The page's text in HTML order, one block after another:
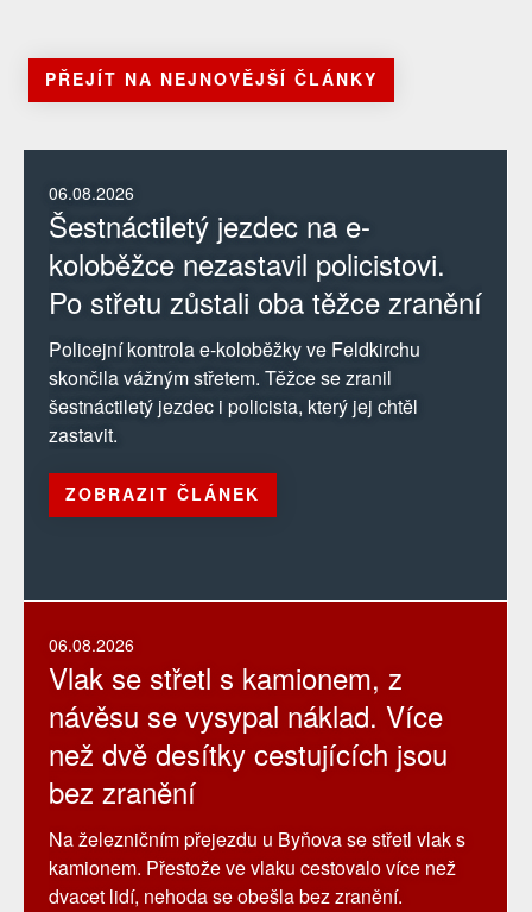
PŘEJÍT NA NEJNOVĚJŠÍ ČLÁNKY
06.08.2026
Šestnáctiletý jezdec na e-
koloběžce nezastavil policistovi.
Po střetu zůstali oba těžce zranění
Policejní kontrola e-koloběžky ve Feldkirchu
skončila vážným střetem. Těžce se zranil
šestnáctiletý jezdec i policista, který jej chtěl
zastavit.
ZOBRAZIT ČLÁNEK
06.08.2026
Vlak se střetl s kamionem, z
návěsu se vysypal náklad. Více
než dvě desítky cestujících jsou
bez zranění
Na železničním přejezdu u Byňova se střetl vlak s
kamionem. Přestože ve vlaku cestovalo více než
dvacet lidí, nehoda se obešla bez zranění.